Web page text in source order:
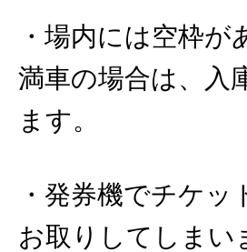
・場内には空枠
満車の場合は、入
ます。
・発券機でチケ
お取りしてしまい